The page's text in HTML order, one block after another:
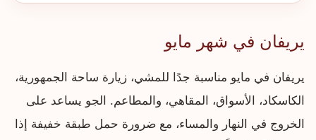
يريفان في شهر مايو
يريفان في مايو مناسبة جدًا للمشي، زيارة ساحة الجمهورية،
الكاسكاد، الأسواق، المقاهي، والمطاعم. الجو يساعد على
الخروج في النهار والمساء، مع ضرورة حمل طبقة خفيفة إذا